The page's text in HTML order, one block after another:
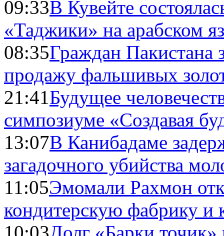
09:33В Кувейте
«Таджики» на арабском
08:35Граждан Пакистана
продажу фальшивых
21:41Будущее
симпозиуме «Создавая
13:07В Канибадаме
загадочного убийства
11:05Эмомали Рахмон
кондитерскую фабрику и